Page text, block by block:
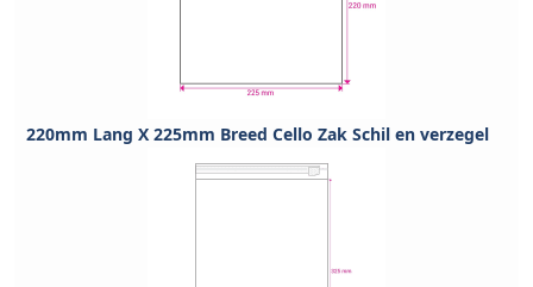
220mm Lang X 225mm Breed Cello Zak Schil en verzegel